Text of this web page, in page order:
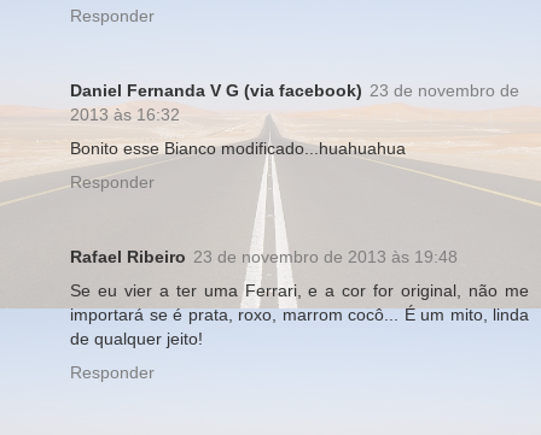
Responder
Daniel Fernanda V G (via facebook) 23 de novembro de
2013 às 16:32
Bonito esse Bianco modificado...huahuahua
Responder
Rafael Ribeiro 23 de novembro de 2013 às 19:48
Se eu vier a ter uma Ferrari, e a cor for original, não me
importará se é prata, roxo, marrom cocô... É um mito, linda
de qualquer jeito!
Responder